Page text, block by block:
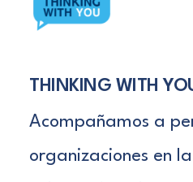
THINKING WITH
Acompañamos a
organizaciones en